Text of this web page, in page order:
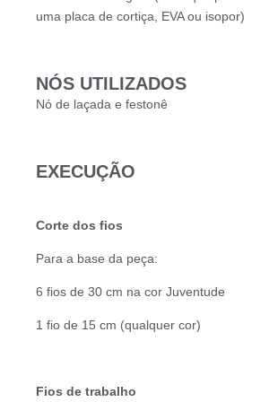
uma placa de cortiça, EVA ou isopor)
NÓS UTILIZADOS
Nó de laçada e festonê
EXECUÇÃO
Corte dos fios
Para a base da peça:
6 fios de 30 cm na cor Juventude
1 fio de 15 cm (qualquer cor)
Fios de trabalho